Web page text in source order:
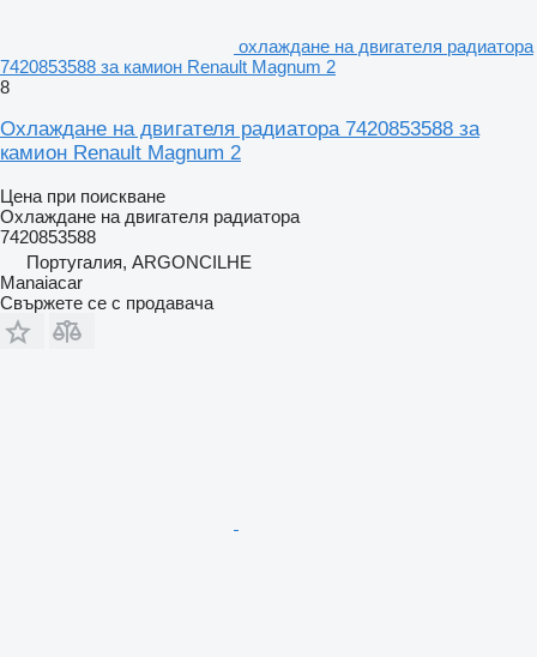
охлаждане на двигателя радиатора
7420853588 за камион Renault Magnum 2
8
Охлаждане на двигателя радиатора 7420853588 за
камион Renault Magnum 2
Цена при поискване
Охлаждане на двигателя радиатора
7420853588
Португалия, ARGONCILHE
Manaiacar
Свържете се с продавача